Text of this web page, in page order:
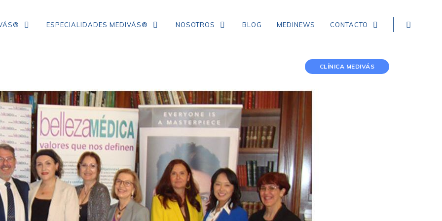
COLÁGENO
NEUROMODULADORES
ÁCIDO HIALURÓNICO
FLACIDEZ FACIAL
CORRECCIÓN DE ARRUGAS
CEFALEA TENSIONAL
DEMENCIA
CEFALEA EN RACIMOS
ICTUS, ACCIDENTE CEREBROVASCULAR,
INFARTO Y HEMORRAGIA CEREBRAL
ESPECIALIDADES MEDIVÁS® NOSOTROS BLOG MEDINEWS CONTACTO
CLÍNICA MEDIVÁS